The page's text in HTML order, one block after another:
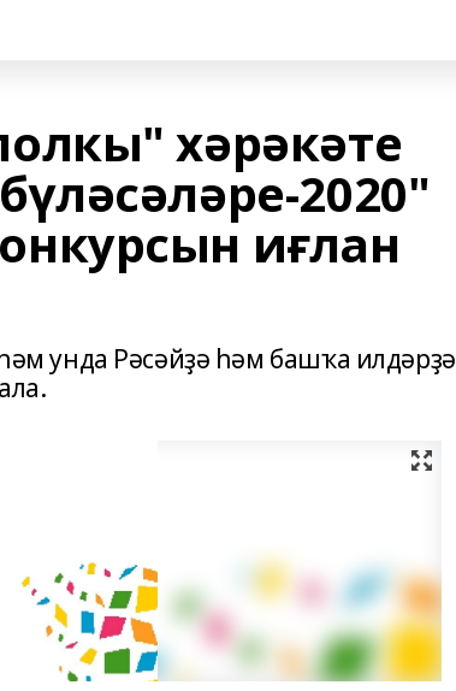
хәрәкәте
2020"
иғлан
унда Рәсәйҙә һәм башҡа илдәрҙә